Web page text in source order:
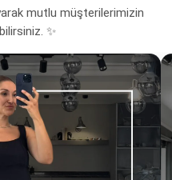
mutlu müşterilerimizin
✨